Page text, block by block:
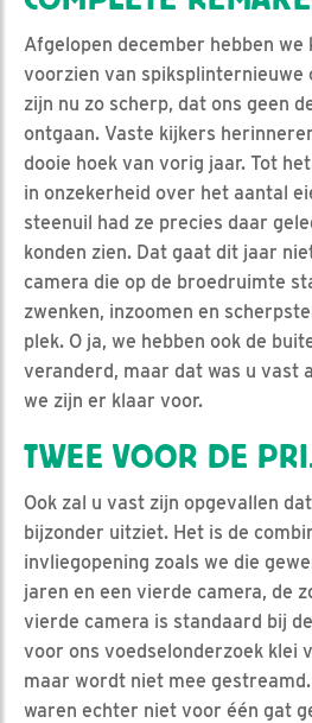
Afgelopen december hebben we
voorzien van spiksplinternieuwe
zijn nu zo scherp, dat ons geen
ontgaan. Vaste kijkers
dooie hoek van vorig jaar. Tot
in onzekerheid over het aantal
steenuil had ze precies daar
konden zien. Dat gaat dit jaar
camera die op de broedruimte
zwenken, inzoomen en
plek. O ja, we hebben ook de
veranderd, maar dat was u vast
we zijn er klaar voor.
TWEE VOOR DE
Ook zal u vast zijn opgevallen
bijzonder uitziet. Het is de
invliegopening zoals we die
jaren en een vierde camera, de
vierde camera is standaard bij
voor ons voedselonderzoek klei
maar wordt niet mee
waren echter niet voor één gat